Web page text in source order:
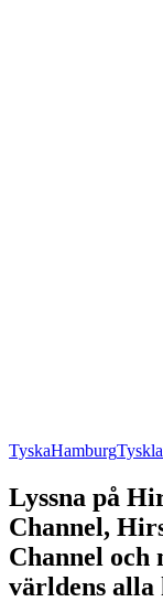
TyskaHamburg
Lyssna på
Channel,
Channel och
världens alla